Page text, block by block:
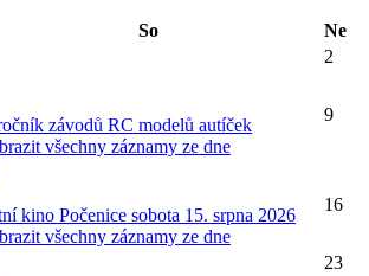
So
Ne
2
závodů RC modelů autíček
všechny záznamy ze dne
9
kino Počenice sobota 15. srpna 2026
všechny záznamy ze dne
16
23